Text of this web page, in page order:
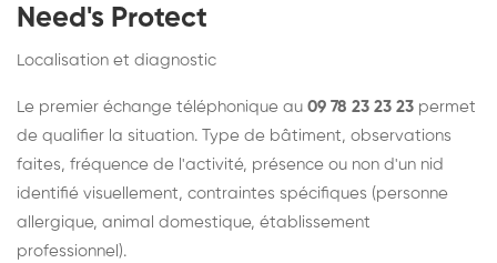
Need's Protect
Localisation et diagnostic
Le premier échange téléphonique au 09 78 23 23 23 permet
de qualifier la situation. Type de bâtiment, observations
faites, fréquence de l'activité, présence ou non d'un nid
identifié visuellement, contraintes spécifiques (personne
allergique, animal domestique, établissement
professionnel).